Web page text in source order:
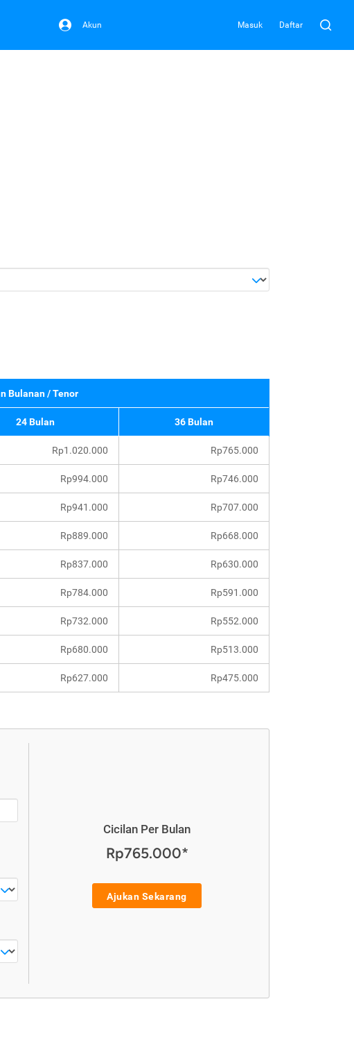
Akun Masuk Daftar
Bulanan / Tenor
24 Bulan 36 Bulan
Rp1.020.000 Rp765.000
Rp994.000 Rp746.000
Rp941.000 Rp707.000
Rp889.000 Rp668.000
Rp837.000 Rp630.000
Rp784.000 Rp591.000
Rp732.000 Rp552.000
Rp680.000 Rp513.000
Rp627.000 Rp475.000
Cicilan Per Bulan
Rp765.000*
Ajukan Sekarang